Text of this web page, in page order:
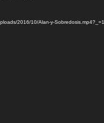
2016/10/Alan-y-Sobredosis.mp4?_=1